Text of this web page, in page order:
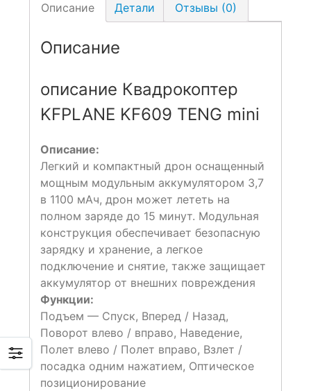
Описание Детали Отзывы (0)
Описание
описание Квадрокоптер
KFPLANE KF609 TENG mini
Описание:
Легкий и компактный дрон оснащенный
мощным модульным аккумулятором 3,7
в 1100 мАч, дрон может лететь на
полном заряде до 15 минут. Модульная
конструкция обеспечивает безопасную
зарядку и хранение, а легкое
подключение и снятие, также защищает
аккумулятор от внешних повреждения
Функции:
Подъем — Спуск, Вперед / Назад,
Поворот влево / вправо, Наведение,
Полет влево / Полет вправо, Взлет /
посадка одним нажатием, Оптическое
позиционирование